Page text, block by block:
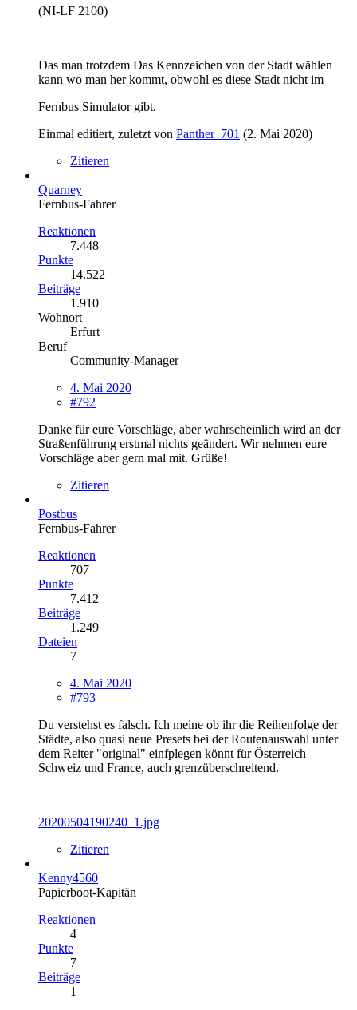
(NI-LF 2100)
Das man trotzdem Das Kennzeichen von der Stadt wählen
kann wo man her kommt, obwohl es diese Stadt nicht im
Fernbus Simulator gibt.
Einmal editiert, zuletzt von Panther_701 (2. Mai 2020)
Zitieren
Quarney
Fernbus-Fahrer
Reaktionen
7.448
Punkte
14.522
Beiträge
1.910
Wohnort
Erfurt
Beruf
Community-Manager
4. Mai 2020
#792
Danke für eure Vorschläge, aber wahrscheinlich wird an der
Straßenführung erstmal nichts geändert. Wir nehmen eure
Vorschläge aber gern mal mit. Grüße!
Zitieren
Postbus
Fernbus-Fahrer
Reaktionen
707
Punkte
7.412
Beiträge
1.249
Dateien
7
4. Mai 2020
#793
Du verstehst es falsch. Ich meine ob ihr die Reihenfolge der
Städte, also quasi neue Presets bei der Routenauswahl unter
dem Reiter "original" einfplegen könnt für Österreich
Schweiz und France, auch grenzüberschreitend.
20200504190240_1.jpg
Zitieren
Kenny4560
Papierboot-Kapitän
Reaktionen
4
Punkte
7
Beiträge
1